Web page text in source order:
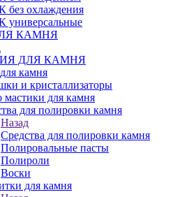
охлаждения
КАМНЯ
ДЛЯ КАМНЯ
камня
и кристаллизаторы
мастики для камня
для полировки камня
Назад
Средства для полировки камня
Полировальные пасты
Полироли
Воски
для камня